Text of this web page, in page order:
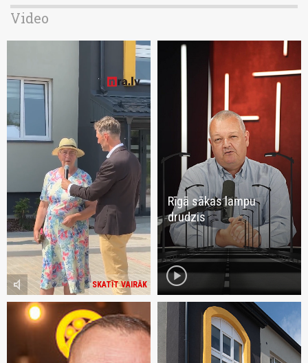
Video
SKATĪT VAIRĀK
volume_mute
Rīgā sākas lampu
drudzis
play_circle